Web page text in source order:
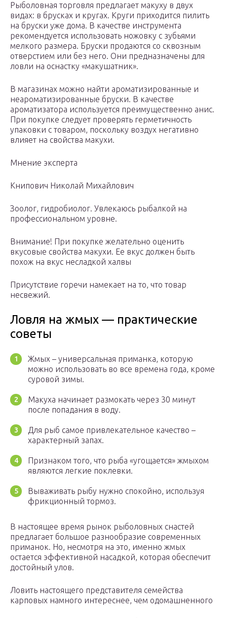
Рыболовная торговля предлагает макуху в двух
видах: в брусках и кругах. Круги приходится пилить
на бруски уже дома. В качестве инструмента
рекомендуется использовать ножовку с зубьями
мелкого размера. Бруски продаются со сквозным
отверстием или без него. Они предназначены для
ловли на оснастку «макушатник».
В магазинах можно найти ароматизированные и
неароматизированные бруски. В качестве
ароматизатора используется преимущественно анис.
При покупке следует проверять герметичность
упаковки с товаром, поскольку воздух негативно
влияет на свойства макухи.
Мнение эксперта
Книпович Николай Михайлович
Зоолог, гидробиолог. Увлекаюсь рыбалкой на
профессиональном уровне.
Внимание! При покупке желательно оценить
вкусовые свойства макухи. Ее вкус должен быть
похож на вкус несладкой халвы
Присутствие горечи намекает на то, что товар
несвежий.
Ловля на жмых — практические
советы
Жмых – универсальная приманка, которую
можно использовать во все времена года, кроме
суровой зимы.
Макуха начинает размокать через 30 минут
после попадания в воду.
Для рыб самое привлекательное качество –
характерный запах.
Признаком того, что рыба «угощается» жмыхом
являются легкие поклевки.
Вываживать рыбу нужно спокойно, используя
фрикционный тормоз.
В настоящее время рынок рыболовных снастей
предлагает большое разнообразие современных
приманок. Но, несмотря на это, именно жмых
остается эффективной насадкой, которая обеспечит
достойный улов.
Ловить настоящего представителя семейства
карповых намного интереснее, чем одомашненного